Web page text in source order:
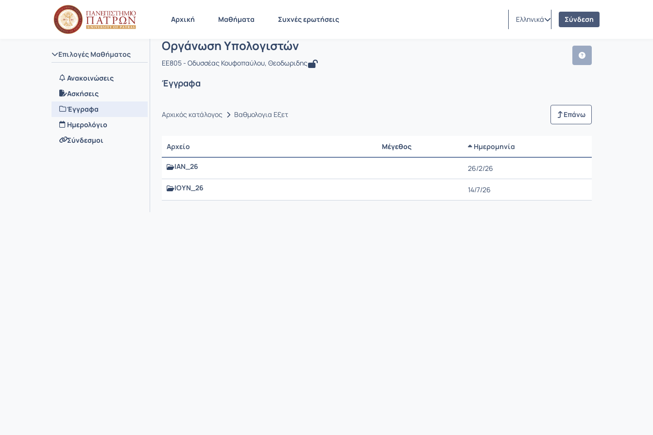
Αρχική Μαθήματα Συχνές ερωτήσεις Ελληνικά Σύνδεση
Επιλογές Μαθήματος
Ανακοινώσεις
Ασκήσεις
Έγγραφα
Ημερολόγιο
Σύνδεσμοι
Αρχική Σελίδα Οργάνωση Υπολογιστών Έγγραφα
Μάθημα : Οργάνωση Υπολογιστών
Κωδικός : EE805
Οργάνωση Υπολογιστών
EE805 - Οδυσσέας Κουφοπαύλου, Θεοδωριδης
Έγγραφα
Αρχικός κατάλογος Βαθμολογια Εξετ Επάνω
Αρχείο Μέγεθος Ημερομηνία
ΙΑΝ_26
26/2/26
ΙΟΥΝ_26 14/7/26